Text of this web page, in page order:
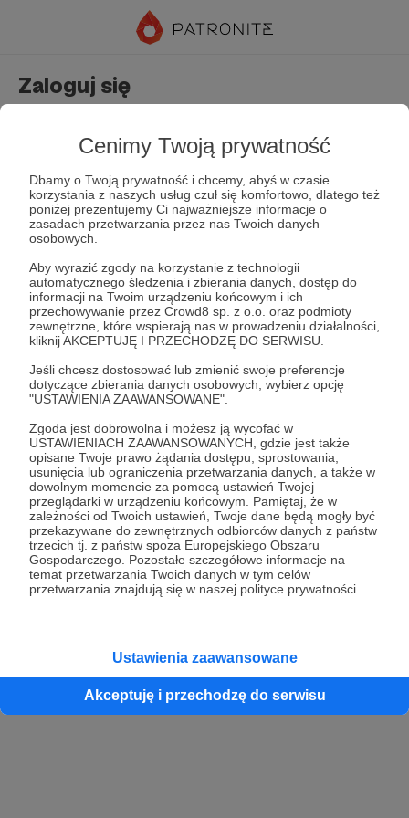
Cenimy Twoją prywatność
Dbamy o Twoją prywatność i chcemy, abyś w czasie
korzystania z naszych usług czuł się komfortowo, dlatego też
poniżej prezentujemy Ci najważniejsze informacje o
zasadach przetwarzania przez nas Twoich danych
osobowych.
Aby wyrazić zgody na korzystanie z technologii
automatycznego śledzenia i zbierania danych, dostęp do
informacji na Twoim urządzeniu końcowym i ich
przechowywanie przez Crowd8 sp. z o.o. oraz podmioty
zewnętrzne, które wspierają nas w prowadzeniu działalności,
kliknij AKCEPTUJĘ I PRZECHODZĘ DO SERWISU.
Jeśli chcesz dostosować lub zmienić swoje preferencje
dotyczące zbierania danych osobowych, wybierz opcję
"USTAWIENIA ZAAWANSOWANE".
Zgoda jest dobrowolna i możesz ją wycofać w
USTAWIENIACH ZAAWANSOWANYCH, gdzie jest także
opisane Twoje prawo żądania dostępu, sprostowania,
usunięcia lub ograniczenia przetwarzania danych, a także w
dowolnym momencie za pomocą ustawień Twojej
przeglądarki w urządzeniu końcowym. Pamiętaj, że w
zależności od Twoich ustawień, Twoje dane będą mogły być
przekazywane do zewnętrznych odbiorców danych z państw
trzecich tj. z państw spoza Europejskiego Obszaru
Gospodarczego. Pozostałe szczegółowe informacje na
temat przetwarzania Twoich danych w tym celów
przetwarzania znajdują się w naszej polityce prywatności.
Ustawienia zaawansowane
Akceptuję i przechodzę do serwisu
Zaloguj się
Zapamiętaj mnie Zapomniałeś hasła?
Zaloguj
lub
Kontynuuj z Google
Kontynuuj z Facebook
Kontynuuj z Apple
konta przez osobę niepełnoletnią” dostępny w regulaminie Patronite.pl